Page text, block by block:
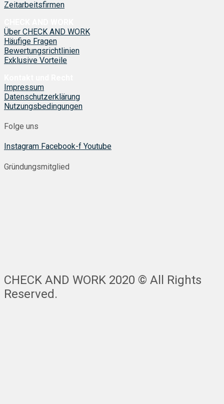
Zeitarbeitsfirmen
Über CHECK AND WORK
Häufige Fragen
Bewertungsrichtlinien
Exklusive Vorteile
Impressum
Datenschutzerklärung
Nutzungsbedingungen
Folge uns
Instagram Facebook-f Youtube
Gründungsmitglied
CHECK AND WORK 2020 © All Rights
Reserved.